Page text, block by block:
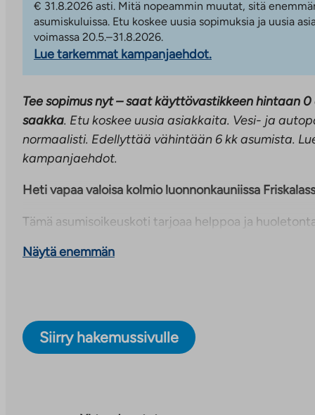
€ 31.8.2026 asti. Mitä nopeammin muutat, sitä
asumiskuluissa. Etu koskee uusia sopimuksia ja uusia
voimassa 20.5.–31.8.2026.
Lue tarkemmat kampanjaehdot.
Tee sopimus nyt – saat käyttövastikkeen hintaan 0
saakka. Etu koskee uusia asiakkaita. Vesi- ja
normaalisti. Edellyttää vähintään 6 kk asumista.
kampanjaehdot.
Heti vapaa valoisa kolmio luonnonkauniissa
Tämä asumisoikeuskoti tarjoaa helppoa ja
toimiva ja pintamateriaalit hillityn tyylikkäitä ja
huoneistokohtaisista irtainvarastoista. Tilava erillinen
olohuone. HUOM! Sisäkuvat ovat kohteen toisesta
Näytä enemmän
Siirry hakemussivulle